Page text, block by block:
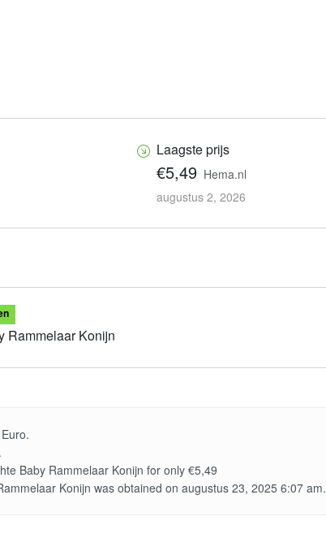
Laagste prijs
€5,49 Hema.nl
augustus 2, 2026
Rammelaar Konijn
Baby Rammelaar Konijn for only €5,49
Konijn was obtained on augustus 23, 2025 6:07 am.